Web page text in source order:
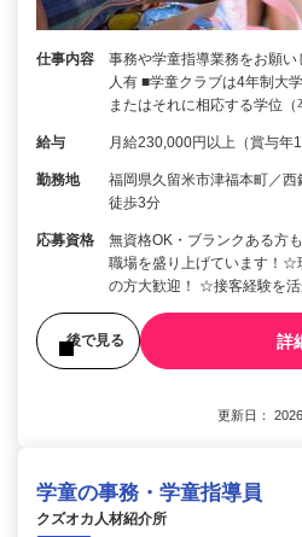
仕事内容
事務や学童指導業務をお願
人有 ■学童クラブは4年制大
またはそれに相応する学位
給与 月給230,000円以上（賞与年
勤務地
福岡県久留米市津福本町／
徒歩3分
応募資格
無資格OK・ブランクある
職場を盛り上げています！☆
の方大歓迎！ ☆接客経験を
後で見る 詳
更新日：
学童の事務・学童指導員
クズオカ人材紹介所